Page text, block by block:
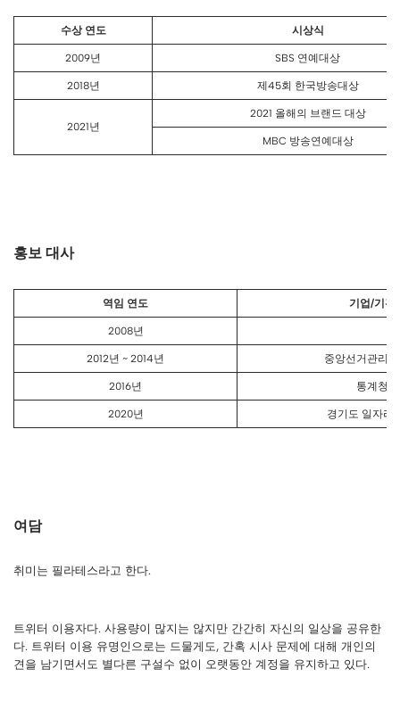
수상 연도 시상식
2009년 SBS 연예대상
2018년 제45회 한국방송대상
2021년
2021 올해의 브랜드 대상
MBC 방송연예대상
홍보 대사
역임 연도 기업/기관
2008년
2012년 ~ 2014년 중앙선거관리
2016년 통계청
2020년 경기도 일자리
여담
취미는 필라테스라고 한다.
트위터 이용자다. 사용량이 많지는 않지만 간간히 자신의 일상을 공유한
다. 트위터 이용 유명인으로는 드물게도, 간혹 시사 문제에 대해 개인의
견을 남기면서도 별다른 구설수 없이 오랫동안 계정을 유지하고 있다.